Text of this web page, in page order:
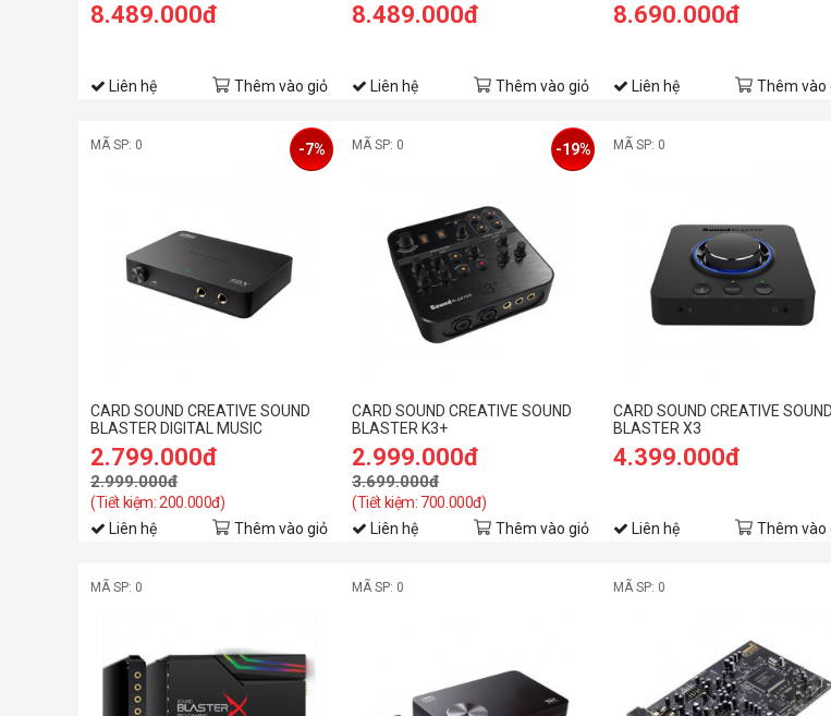
8.489.000đ
Liên hệ Thêm vào giỏ
8.489.000đ
Liên hệ Thêm vào giỏ
8.690.000đ
Liên hệ Thêm vào
MÃ SP: 0
CARD SOUND CREATIVE SOUND
BLASTER DIGITAL MUSIC
PREMIUM HD
2.799.000đ
2.999.000đ
(Tiết kiệm: 200.000đ)
-7%
Liên hệ Thêm vào giỏ
MÃ SP: 0
CARD SOUND CREATIVE SOUND
BLASTER K3+
2.999.000đ
3.699.000đ
(Tiết kiệm: 700.000đ)
-19%
Liên hệ Thêm vào giỏ
MÃ SP: 0
CARD SOUND CREATIVE SOUND
BLASTER X3
4.399.000đ
Liên hệ Thêm vào
MÃ SP: 0 MÃ SP: 0 MÃ SP: 0